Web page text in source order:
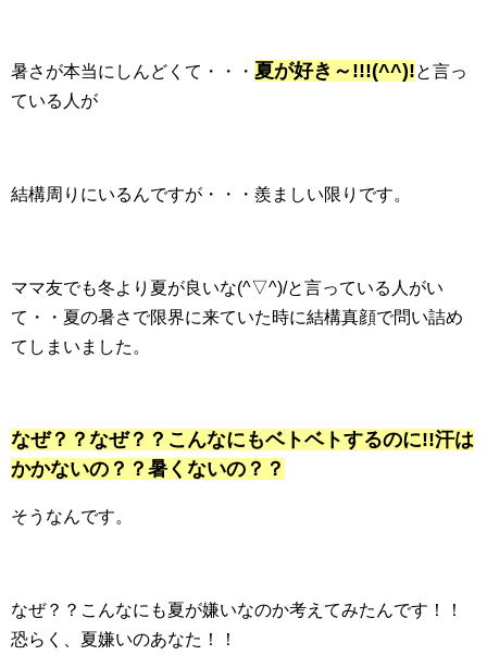
暑さが本当にしんどくて・・・ 夏が好き～!!!(^^)!と言っ
ている人が
結構周りにいるんですが・・・羨ましい限りです。
ママ友でも冬より夏が良いな(^▽^)/と言っている人がい
て・・夏の暑さで限界に来ていた時に結構真顔で問い詰め
てしまいました。
なぜ？？なぜ？？こんなにもベトベトするのに!!汗は
かかないの？？暑くないの？？
そうなんです。
なぜ？？こんなにも夏が嫌いなのか考えてみたんです！！
恐らく、夏嫌いのあなた！！